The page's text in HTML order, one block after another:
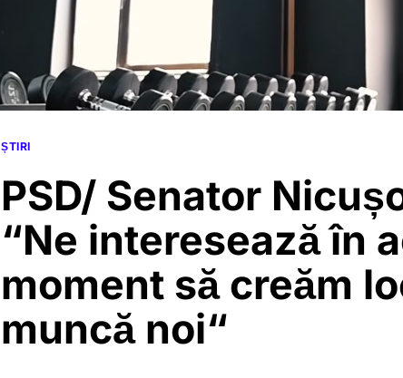
ȘTIRI
PSD/ Senator
“Ne interesează în
moment să creăm
muncă noi“